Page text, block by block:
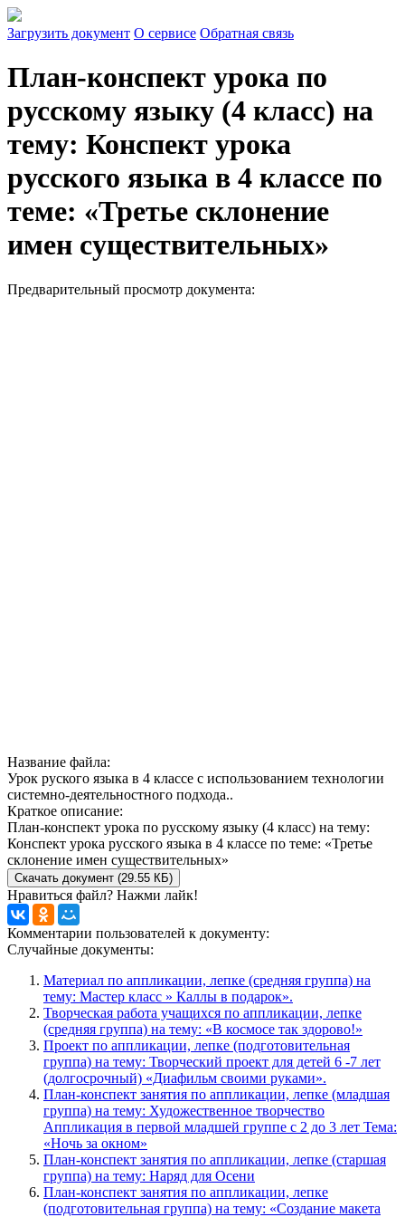
Загрузить документ О сервисе Обратная связь
План-конспект урока по
русскому языку (4 класс) на
тему: Конспект урока
русского языка в 4 классе по
теме: «Третье склонение
имен существительных»
Предварительный просмотр документа:
Название файла:
Урок руского языка в 4 классе с использованием технологии
системно-деятельностного подхода..
Краткое описание:
План-конспект урока по русскому языку (4 класс) на тему:
Конспект урока русского языка в 4 классе по теме: «Третье
склонение имен существительных»
Скачать документ (29.55 КБ)
Нравиться файл? Нажми лайк!
Комментарии пользователей к документу:
Случайные документы:
Материал по аппликации, лепке (средняя группа) на
тему: Мастер класс » Каллы в подарок».
Творческая работа учащихся по аппликации, лепке
(средняя группа) на тему: «В космосе так здорово!»
Проект по аппликации, лепке (подготовительная
группа) на тему: Творческий проект для детей 6 -7 лет
(долгосрочный) «Диафильм своими руками».
План-конспект занятия по аппликации, лепке (младшая
группа) на тему: Художественное творчество
Аппликация в первой младшей группе с 2 до 3 лет Тема:
«Ночь за окном»
План-конспект занятия по аппликации, лепке (старшая
группа) на тему: Наряд для Осени
План-конспект занятия по аппликации, лепке
(подготовительная группа) на тему: «Создание макета